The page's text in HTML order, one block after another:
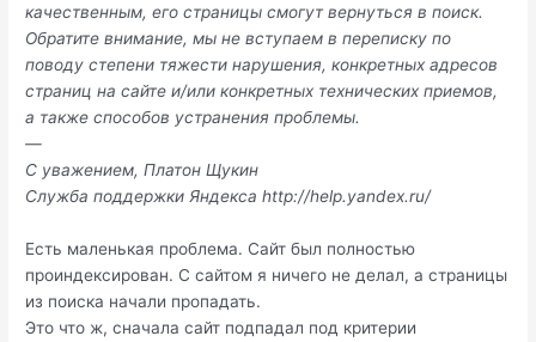
качественным, его страницы смогут вернуться в поиск.
Обратите внимание, мы не вступаем в переписку по
поводу степени тяжести нарушения, конкретных адресов
страниц на сайте и/или конкретных технических приемов,
а также способов устранения проблемы.
—
С уважением, Платон Щукин
Служба поддержки Яндекса http://help.yandex.ru/
Есть маленькая проблема. Сайт был полностью
проиндексирован. С сайтом я ничего не делал, а страницы
из поиска начали пропадать.
Это что ж, сначала сайт подпадал под критерии